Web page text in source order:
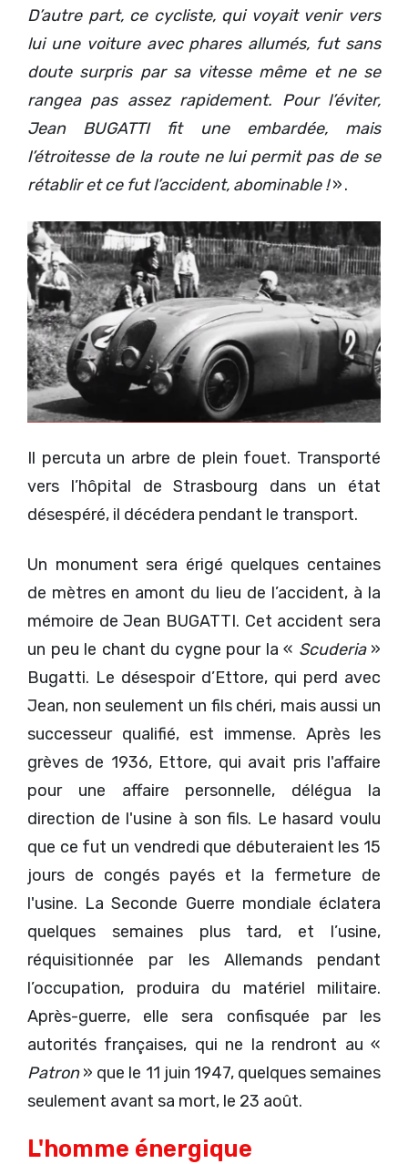
D’autre part, ce cycliste, qui voyait venir vers
lui une voiture avec phares allumés, fut sans
doute surpris par sa vitesse même et ne se
rangea pas assez rapidement. Pour l’éviter,
Jean BUGATTI fit une embardée, mais
l’étroitesse de la route ne lui permit pas de se
rétablir et ce fut l’accident, abominable !» .
Il percuta un arbre de plein fouet. Transporté
vers l’hôpital de Strasbourg dans un état
désespéré, il décédera pendant le transport.
Un monument sera érigé quelques centaines
de mètres en amont du lieu de l’accident, à la
mémoire de Jean BUGATTI. Cet accident sera
un peu le chant du cygne pour la « Scuderia»
Bugatti. Le désespoir d’Ettore, qui perd avec
Jean, non seulement un fils chéri, mais aussi un
successeur qualifié, est immense. Après les
grèves de 1936, Ettore, qui avait pris l'affaire
pour une affaire personnelle, délégua la
direction de l'usine à son fils. Le hasard voulu
que ce fut un vendredi que débuteraient les 15
jours de congés payés et la fermeture de
l'usine. La Seconde Guerre mondiale éclatera
quelques semaines plus tard, et l’usine,
réquisitionnée par les Allemands pendant
l’occupation, produira du matériel militaire.
Après-guerre, elle sera confisquée par les
autorités françaises, qui ne la rendront au «
Patron» que le 11 juin 1947, quelques semaines
seulement avant sa mort, le 23 août.
L'homme énergique